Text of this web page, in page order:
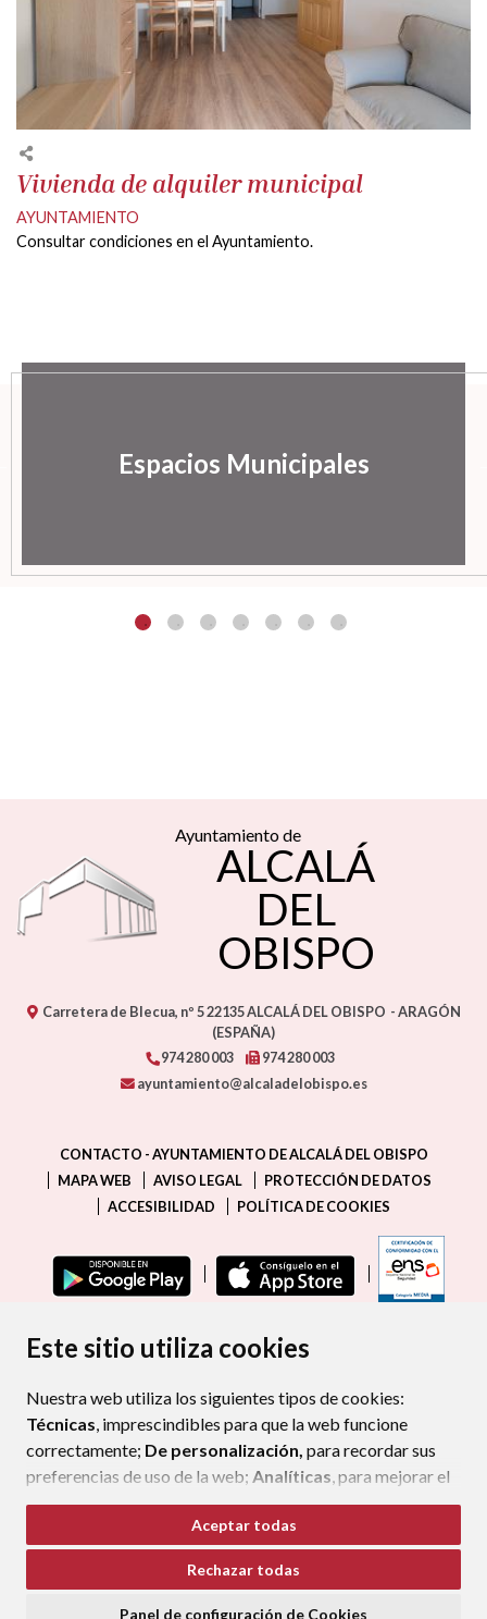
Este sitio utiliza cookies
Nuestra web utiliza los siguientes tipos de cookies:
Técnicas, imprescindibles para que la web funcione
correctamente; De personalización, para recordar sus
preferencias de uso de la web; Analíticas, para mejorar el
funcionamiento de la web y sus servicios.
Si acepta pulsando el botón“Aceptar todas”
consideramos que acepta su uso. Si pulsa el botón
Aceptar todas
Rechazar todas
Panel de configuración de Cookies
Vivienda de alquiler municipal
AYUNTAMIENTO
Consultar condiciones en el Ayuntamiento.
Espacios Municipales
Ayuntamiento de
ALCALÁ
DEL
OBISPO
Carretera de Blecua, nº 522135ALCALÁ DEL OBISPO - ARAGÓN
(ESPAÑA)
974 280 003
974 280 003
ayuntamiento@alcaladelobispo.es
CONTACTO - AYUNTAMIENTO DE ALCALÁ DEL OBISPO
MAPA WEB
AVISO LEGAL
PROTECCIÓN DE DATOS
ACCESIBILIDAD
POLÍTICA DE COOKIES